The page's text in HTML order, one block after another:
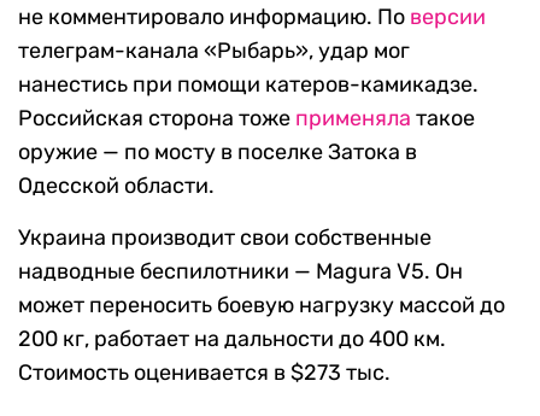
не комментировало информацию. По версии
телеграм-канала «Рыбарь», удар мог
нанестись при помощи катеров-камикадзе.
Российская сторона тоже применяла такое
оружие — по мосту в поселке Затока в
Одесской области.
Украина производит свои собственные
надводные беспилотники — Magura V5. Он
может переносить боевую нагрузку массой до
200 кг, работает на дальности до 400 км.
Стоимость оценивается в $273 тыс.